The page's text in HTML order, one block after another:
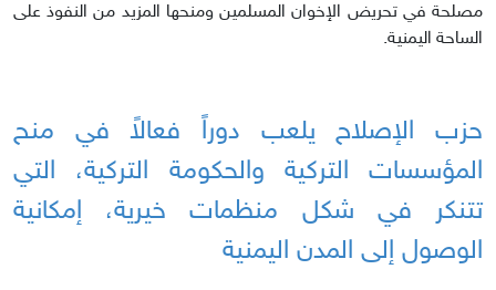
مصلحة في تحريض الإخوان المسلمين ومنحها المزيد من النفوذ على
الساحة اليمنية.
حزب الإصلاح يلعب دوراً فعالاً في منح
المؤسسات التركية والحكومة التركية، التي
تتنكر في شكل منظمات خيرية، إمكانية
الوصول إلى المدن اليمنية